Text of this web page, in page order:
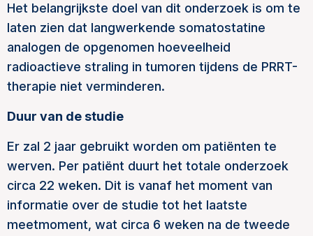
Het belangrijkste doel van dit onderzoek is om te
laten zien dat langwerkende somatostatine
analogen de opgenomen hoeveelheid
radioactieve straling in tumoren tijdens de PRRT-
therapie niet verminderen.
Duur van de studie
Er zal 2 jaar gebruikt worden om patiënten te
werven. Per patiënt duurt het totale onderzoek
circa 22 weken. Dit is vanaf het moment van
informatie over de studie tot het laatste
meetmoment, wat circa 6 weken na de tweede